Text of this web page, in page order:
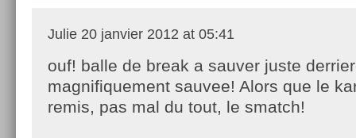
Julie 20 janvier 2012 at 05:41
ouf! balle de break a sauver juste
magnifiquement sauvee! Alors que le
remis, pas mal du tout, le smatch!